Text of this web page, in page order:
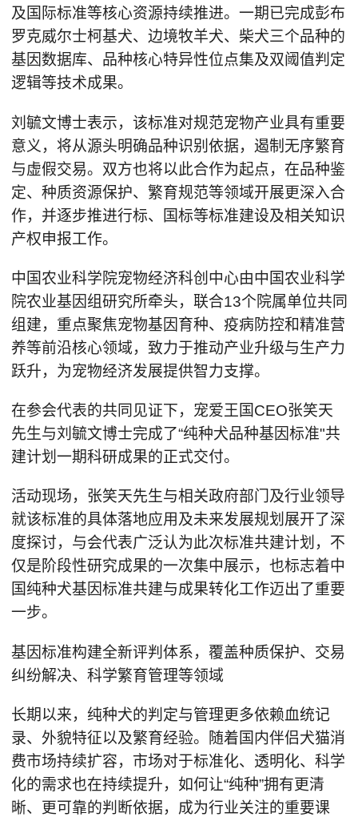
及国际标准等核心资源持续推进。一期已完成彭布
罗克威尔士柯基犬、边境牧羊犬、柴犬三个品种的
基因数据库、品种核心特异性位点集及双阈值判定
逻辑等技术成果。
刘毓文博士表示，该标准对规范宠物产业具有重要
意义，将从源头明确品种识别依据，遏制无序繁育
与虚假交易。双方也将以此合作为起点，在品种鉴
定、种质资源保护、繁育规范等领域开展更深入合
作，并逐步推进行标、国标等标准建设及相关知识
产权申报工作。
中国农业科学院宠物经济科创中心由中国农业科学
院农业基因组研究所牵头，联合13个院属单位共同
组建，重点聚焦宠物基因育种、疫病防控和精准营
养等前沿核心领域，致力于推动产业升级与生产力
跃升，为宠物经济发展提供智力支撑。
在参会代表的共同见证下，宠爱王国CEO张笑天
先生与刘毓文博士完成了“纯种犬品种基因标准"共
建计划一期科研成果的正式交付。
活动现场，张笑天先生与相关政府部门及行业领导
就该标准的具体落地应用及未来发展规划展开了深
度探讨，与会代表广泛认为此次标准共建计划，不
仅是阶段性研究成果的一次集中展示，也标志着中
国纯种犬基因标准共建与成果转化工作迈出了重要
一步。
基因标准构建全新评判体系，覆盖种质保护、交易
纠纷解决、科学繁育管理等领域
长期以来，纯种犬的判定与管理更多依赖血统记
录、外貌特征以及繁育经验。随着国内伴侣犬猫消
费市场持续扩容，市场对于标准化、透明化、科学
化的需求也在持续提升，如何让“纯种”拥有更清
晰、更可靠的判断依据，成为行业关注的重要课